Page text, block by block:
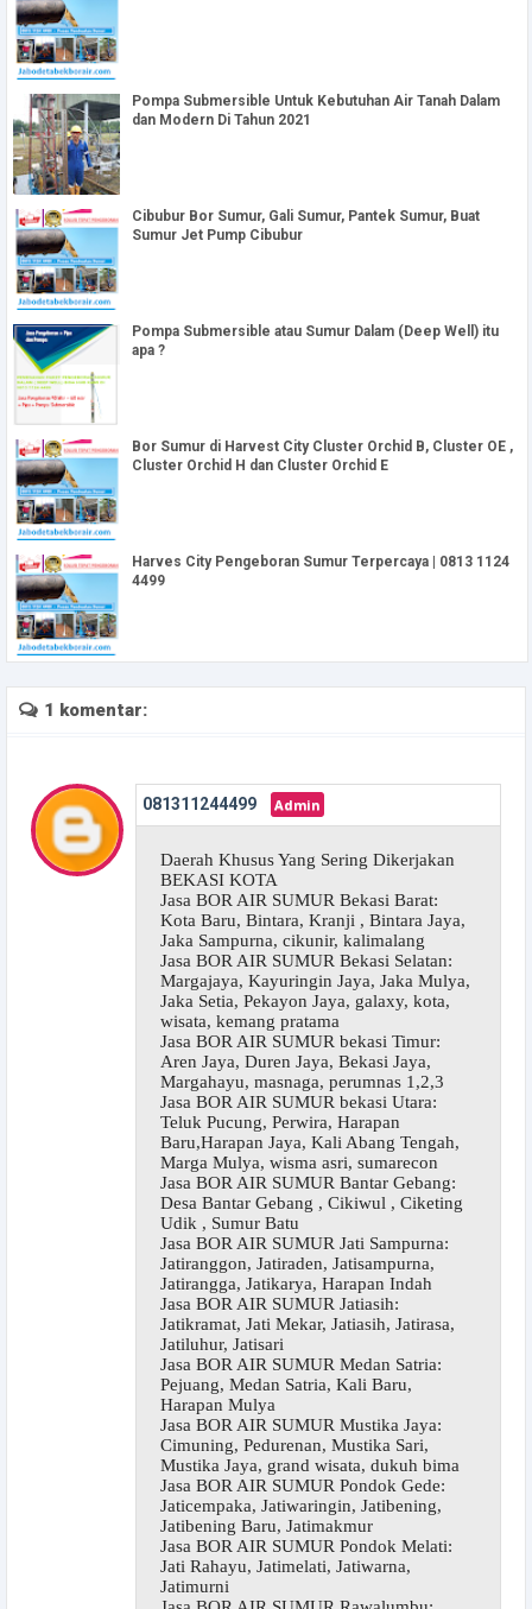
Pompa Submersible Untuk Kebutuhan Air Tanah Dalam
dan Modern Di Tahun 2021
Cibubur Bor Sumur, Gali Sumur, Pantek Sumur, Buat
Sumur Jet Pump Cibubur
Pompa Submersible atau Sumur Dalam (Deep Well) itu
apa ?
Bor Sumur di Harvest City Cluster Orchid B, Cluster OE ,
Cluster Orchid H dan Cluster Orchid E
Harves City Pengeboran Sumur Terpercaya | 0813 1124
4499
1 komentar:
081311244499
Daerah Khusus Yang Sering Dikerjakan
BEKASI KOTA
Jasa BOR AIR SUMUR Bekasi Barat:
Kota Baru, Bintara, Kranji , Bintara Jaya,
Jaka Sampurna, cikunir, kalimalang
Jasa BOR AIR SUMUR Bekasi Selatan:
Margajaya, Kayuringin Jaya, Jaka Mulya,
Jaka Setia, Pekayon Jaya, galaxy, kota,
wisata, kemang pratama
Jasa BOR AIR SUMUR bekasi Timur:
Aren Jaya, Duren Jaya, Bekasi Jaya,
Margahayu, masnaga, perumnas 1,2,3
Jasa BOR AIR SUMUR bekasi Utara:
Teluk Pucung, Perwira, Harapan
Baru,Harapan Jaya, Kali Abang Tengah,
Marga Mulya, wisma asri, sumarecon
Jasa BOR AIR SUMUR Bantar Gebang:
Desa Bantar Gebang , Cikiwul , Ciketing
Udik , Sumur Batu
Jasa BOR AIR SUMUR Jati Sampurna:
Jatiranggon, Jatiraden, Jatisampurna,
Jatirangga, Jatikarya, Harapan Indah
Jasa BOR AIR SUMUR Jatiasih:
Jatikramat, Jati Mekar, Jatiasih, Jatirasa,
Jatiluhur, Jatisari
Jasa BOR AIR SUMUR Medan Satria:
Pejuang, Medan Satria, Kali Baru,
Harapan Mulya
Jasa BOR AIR SUMUR Mustika Jaya:
Cimuning, Pedurenan, Mustika Sari,
Mustika Jaya, grand wisata, dukuh bima
Jasa BOR AIR SUMUR Pondok Gede:
Jaticempaka, Jatiwaringin, Jatibening,
Jatibening Baru, Jatimakmur
Jasa BOR AIR SUMUR Pondok Melati:
Jati Rahayu, Jatimelati, Jatiwarna,
Jatimurni